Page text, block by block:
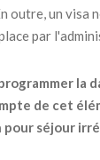
outre, un visa
par
la
de cet
pour séjour